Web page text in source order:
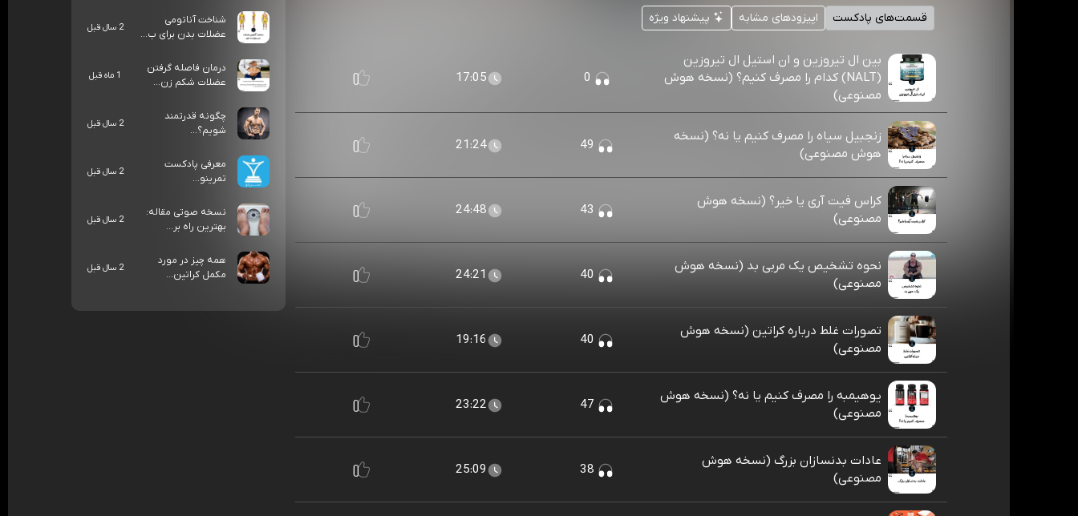
قسمت‌های پادکست اپیزودهای مشابه پیشنهاد ویژه
بین ال تیروزین و ان استیل ال تیروزین
(NALT) کدام را مصرف کنیم؟ (نسخه هوش
مصنوعی)
17:05
زنجبیل سیاه را مصرف کنیم یا نه؟ (نسخه
هوش مصنوعی)
21:24
کراس فیت آری یا خیر؟ (نسخه هوش
مصنوعی)
24:48
نحوه تشخیص یک مربی بد (نسخه هوش
مصنوعی)
24:21
تصورات غلط درباره کراتین (نسخه هوش
مصنوعی)
19:16
یوهیمبه را مصرف کنیم یا نه؟ (نسخه هوش
مصنوعی)
23:22
عادات بدنسازان بزرگ (نسخه هوش
مصنوعی)
25:09
شناخت آناتومی
عضلات بدن برای ب...
2 سال قبل
درمان فاصله گرفتن
عضلات شکم زن...
1 ماه قبل
چگونه قدرتمند
شویم؟...
2 سال قبل
معرفی پادکست
تمرینو...
2 سال قبل
نسخه صوتی مقاله:
بهترین راه بر...
2 سال قبل
همه چیز در مورد
مکمل کراتین...
2 سال قبل